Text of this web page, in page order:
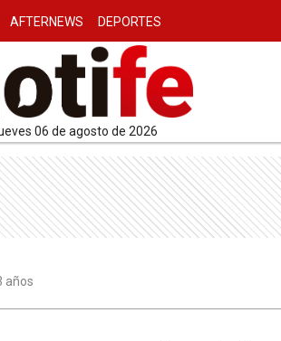
AFTERNEWS DEPORTES
06 de agosto de 2026
años